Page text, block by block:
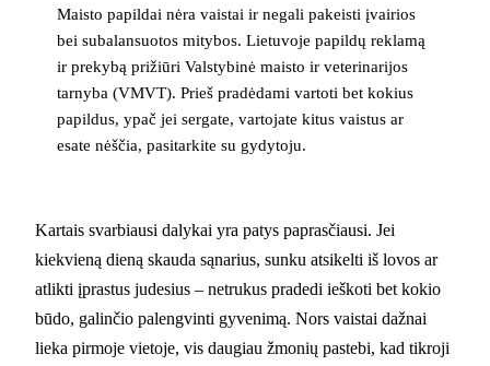
Maisto papildai nėra vaistai ir negali pakeisti įvairios
bei subalansuotos mitybos. Lietuvoje papildų reklamą
ir prekybą prižiūri Valstybinė maisto ir veterinarijos
tarnyba (VMVT). Prieš pradėdami vartoti bet kokius
papildus, ypač jei sergate, vartojate kitus vaistus ar
esate nėščia, pasitarkite su gydytoju.
Kartais svarbiausi dalykai yra patys paprasčiausi. Jei
kiekvieną dieną skauda sąnarius, sunku atsikelti iš lovos ar
atlikti įprastus judesius – netrukus pradedi ieškoti bet kokio
būdo, galinčio palengvinti gyvenimą. Nors vaistai dažnai
lieka pirmoje vietoje, vis daugiau žmonių pastebi, kad tikroji